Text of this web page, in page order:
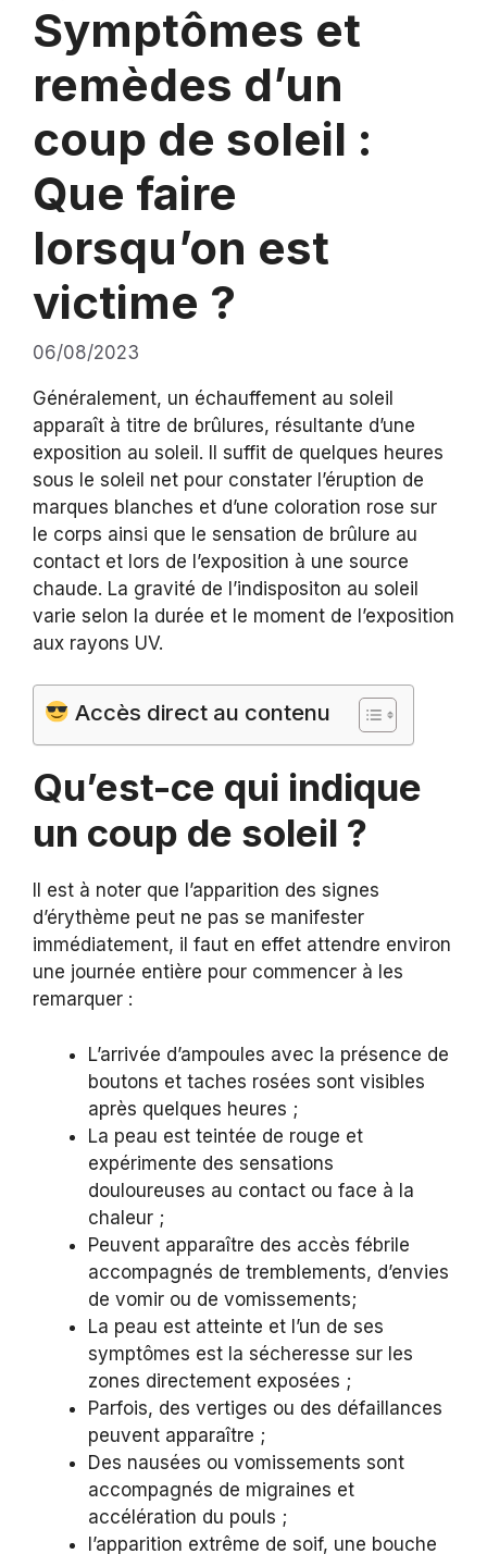
Symptômes et
remèdes d’un
coup de soleil :
Que faire
lorsqu’on est
victime ?
06/08/2023
Généralement, un échauffement au soleil
apparaît à titre de brûlures, résultante d’une
exposition au soleil. Il suffit de quelques heures
sous le soleil net pour constater l’éruption de
marques blanches et d’une coloration rose sur
le corps ainsi que le sensation de brûlure au
contact et lors de l’exposition à une source
chaude. La gravité de l’indispositon au soleil
varie selon la durée et le moment de l’exposition
aux rayons UV.
Accès direct au contenu
Qu’est-ce qui indique
un coup de soleil ?
Il est à noter que l’apparition des signes
d’érythème peut ne pas se manifester
immédiatement, il faut en effet attendre environ
une journée entière pour commencer à les
remarquer :
L’arrivée d’ampoules avec la présence de
boutons et taches rosées sont visibles
après quelques heures ;
La peau est teintée de rouge et
expérimente des sensations
douloureuses au contact ou face à la
chaleur ;
Peuvent apparaître des accès fébrile
accompagnés de tremblements, d’envies
de vomir ou de vomissements;
La peau est atteinte et l’un de ses
symptômes est la sécheresse sur les
zones directement exposées ;
Parfois, des vertiges ou des défaillances
peuvent apparaître ;
Des nausées ou vomissements sont
accompagnés de migraines et
accélération du pouls ;
l’apparition extrême de soif, une bouche